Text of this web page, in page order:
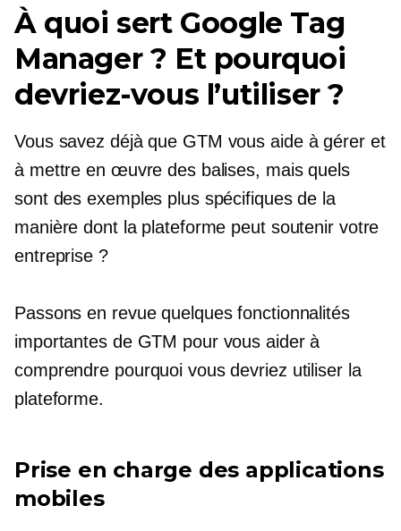
À quoi sert Google Tag
Manager ? Et pourquoi
devriez-vous l’utiliser ?
Vous savez déjà que GTM vous aide à gérer et
à mettre en œuvre des balises, mais quels
sont des exemples plus spécifiques de la
manière dont la plateforme peut soutenir votre
entreprise ?
Passons en revue quelques fonctionnalités
importantes de GTM pour vous aider à
comprendre pourquoi vous devriez utiliser la
plateforme.
Prise en charge des applications
mobiles